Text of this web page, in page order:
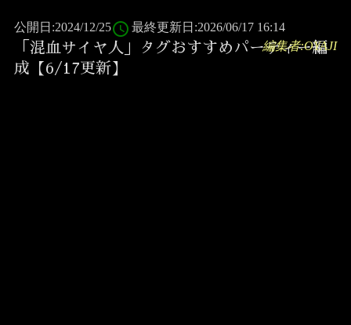
公開日:2024/12/25access_time 最終更新日:2026/06/17 16:14
「混血サイヤ人」タグおすすめパーティー編
成【6/17更新】
編集者:OYAJI